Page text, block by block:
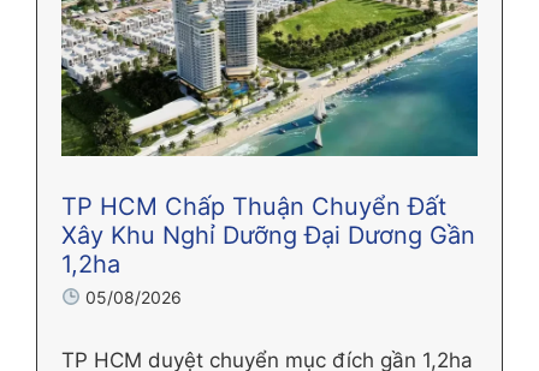
TP HCM Chấp Thuận Chuyển Đất
Xây Khu Nghỉ Dưỡng Đại Dương Gần
1,2ha
05/08/2026
TP HCM duyệt chuyển mục đích gần 1,2ha